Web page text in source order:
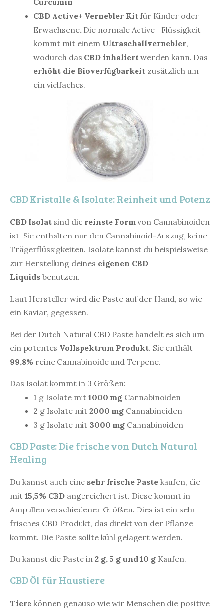
CBD Active+ Vernebler Kit für Kinder oder
Erwachsene. Die normale Active+ Flüssigkeit
kommt mit einem Ultraschallvernebler,
wodurch das CBD inhaliert werden kann. Das
erhöht die Bioverfügbarkeit zusätzlich um
ein vielfaches.
CBD Kristalle & Isolate: Reinheit und Potenz
CBD Isolat sind die reinste Form von Cannabinoiden
ist. Sie enthalten nur den Cannabinoid-Auszug, keine
Trägerflüssigkeiten. Isolate kannst du beispielsweise
zur Herstellung deines eigenen CBD
Liquids benutzen.
Laut Hersteller wird die Paste auf der Hand, so wie
ein Kaviar, gegessen.
Bei der Dutch Natural CBD Paste handelt es sich um
ein potentes Vollspektrum Produkt. Sie enthält
99,8% reine Cannabinoide und Terpene.
Das Isolat kommt in 3 Größen:
1 g Isolate mit 1000 mg Cannabinoiden
2 g Isolate mit 2000 mg Cannabinoiden
3 g Isolate mit 3000 mg Cannabinoiden
CBD Paste: Die frische von Dutch Natural
Healing
Du kannst auch eine sehr frische Paste kaufen, die
mit 15,5% CBD angereichert ist. Diese kommt in
Ampullen verschiedener Größen. Dies ist ein sehr
frisches CBD Produkt, das direkt von der Pflanze
kommt. Die Paste sollte kühl gelagert werden.
Du kannst die Paste in 2 g, 5 g und 10 g Kaufen.
CBD Öl für Haustiere
Tiere können genauso wie wir Menschen die positive